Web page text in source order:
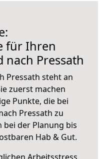
für Ihren
nach Pressath
Pressath steht an
zuerst machen
Punkte, die bei
Pressath zu
bei der Planung bis
Hab & Gut.